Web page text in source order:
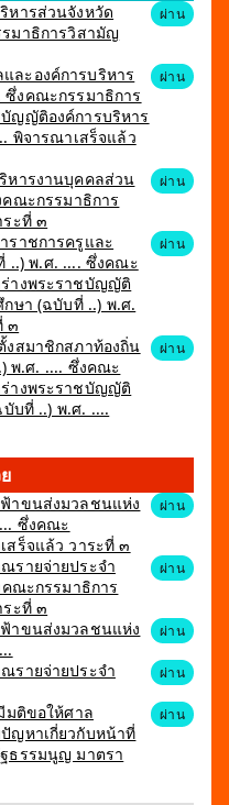
หารส่วนจังหวัด
มาธิการวิสามัญ
ผ่าน
ละองค์การบริหาร
งคณะกรรมาธิการ
ญญัติองค์การบริหาร
พิจารณาเสร็จแล้ว
ผ่าน
หารงานบุคคลส่วน
ณะกรรมาธิการ
ะที่ ๓
ผ่าน
ราชการครูและ
..) พ.ศ. .... ซึ่งคณะ
างพระราชบัญญัติ
ษา (ฉบับที่ ..) พ.ศ.
๓
ผ่าน
สมาชิกสภาท้องถิ่น
พ.ศ. .... ซึ่งคณะ
างพระราชบัญญัติ
บที่ ..) พ.ศ. ....
ผ่าน
าขนส่งมวลชนแห่ง
ซึ่งคณะ
ร็จแล้ว วาระที่ ๓
ผ่าน
รายจ่ายประจำ
ณะกรรมาธิการ
ะที่ ๓
ผ่าน
าขนส่งมวลชนแห่ง
ผ่าน
รายจ่ายประจำ
ผ่าน
มติขอให้ศาล
ญหาเกี่ยวกับหน้าที่
ธรรมนูญ มาตรา
ผ่าน